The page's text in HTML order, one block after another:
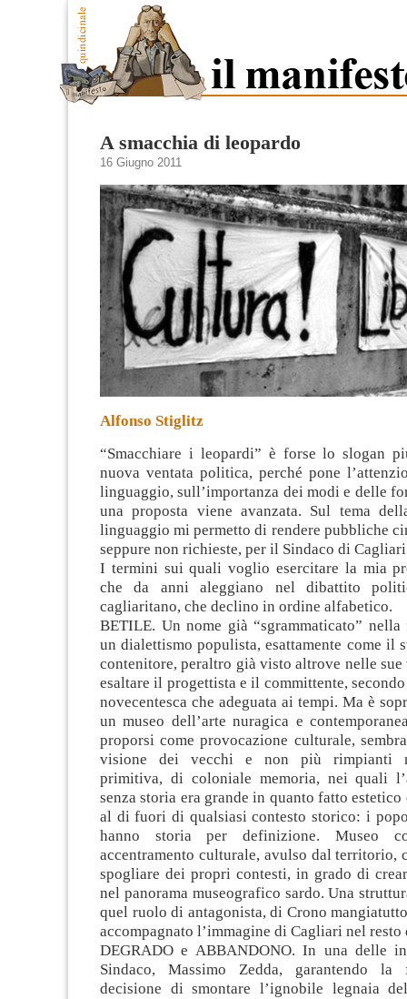
A smacchia di leopardo
16 Giugno 2011
Alfonso Stiglitz
“Smacchiare i leopardi” è forse lo slogan
nuova ventata politica, perché pone
linguaggio, sull’importanza dei modi e delle
una proposta viene avanzata. Sul tema
linguaggiomi permetto di rendere pubbliche
seppure non richieste, per il Sindaco di
I termini sui quali voglio esercitare la mia
che da anni aleggiano nel dibattito
cagliaritano, che declino in ordine alfabetico.
BETILE. Un nome già “sgrammaticato”
un dialettismo populista, esattamente come il
contenitore, peraltro già visto altrove nelle
esaltare il progettista e il committente,
novecentesca che adeguata ai tempi. Ma è
un museo dell’arte nuragica e
proporsi come provocazione culturale,
visione dei vecchi e non più rimpianti
primitiva, di coloniale memoria, nei quali
senza storia era grande in quanto fatto estetico
al di fuori di qualsiasi contesto storico: i
hanno storia per definizione. Museo
accentramento culturale, avulso dal territorio,
spogliare dei propri contesti, in grado di
nel panorama museografico sardo. Una
quel ruolo di antagonista, di Crono
accompagnato l’immagine di Cagliari nel resto
DEGRADO e ABBANDONO. In una delle
Sindaco, Massimo Zedda, garantendo la
decisione di smontare l’ignobile legnaia